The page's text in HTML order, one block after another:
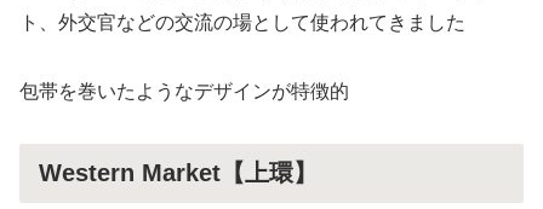
ト、外交官などの交流の場として使われてきました
包帯を巻いたようなデザインが特徴的
Western Market【上環】